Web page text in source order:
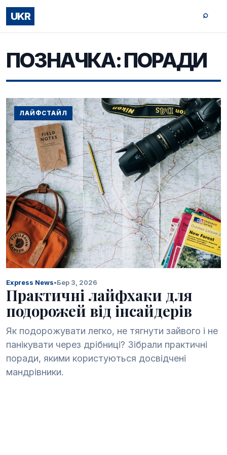
UKR ⌕
ПОЗНАЧКА:ПОРАДИ
ЛАЙФСТАЙЛ
Express News•Бер 3, 2026
Практичні лайфхаки для
подорожей від інсайдерів
Як подорожувати легко, не тягнути зайвого і не
панікувати через дрібниці? Зібрали практичні
поради, якими користуються досвідчені
мандрівники.